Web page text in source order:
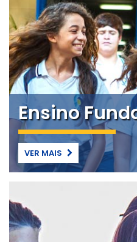
Ensino
VER MAIS